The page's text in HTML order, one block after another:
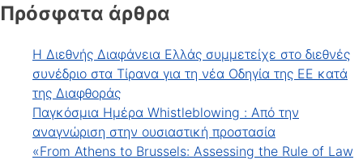
Πρόσφατα άρθρα
Η Διεθνής Διαφάνεια Ελλάς συμμετείχε στο διεθνές
συνέδριο στα Τίρανα για τη νέα Οδηγία της ΕΕ κατά
της Διαφθοράς
Παγκόσμια Ημέρα Whistleblowing : Από την
αναγνώριση στην ουσιαστική προστασία
«From Athens to Brussels: Assessing the Rule of Law